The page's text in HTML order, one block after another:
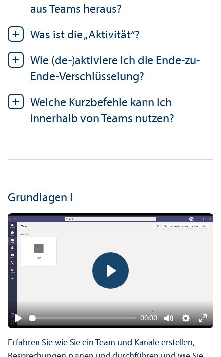
aus Teams heraus?
Was ist die „Aktivität“?
Wie (de-)aktiviere ich die Ende-zu-
Ende-Verschlüsselung?
Welche Kurzbefehle kann ich
innerhalb von Teams nutzen?
Grundlagen I
Play
00:00
MuteSettings
Play
Erfahren Sie wie Sie ein Team und Kanäle erstellen,